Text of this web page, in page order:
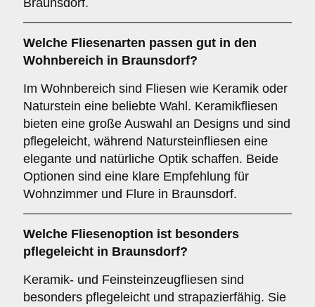
Braunsdorf.
Welche Fliesenarten passen gut in den
Wohnbereich in Braunsdorf?
Im Wohnbereich sind Fliesen wie Keramik oder
Naturstein eine beliebte Wahl. Keramikfliesen
bieten eine große Auswahl an Designs und sind
pflegeleicht, während Natursteinfliesen eine
elegante und natürliche Optik schaffen. Beide
Optionen sind eine klare Empfehlung für
Wohnzimmer und Flure in Braunsdorf.
Welche Fliesenoption ist besonders
pflegeleicht in Braunsdorf?
Keramik- und Feinsteinzeugfliesen sind
besonders pflegeleicht und strapazierfähig. Sie